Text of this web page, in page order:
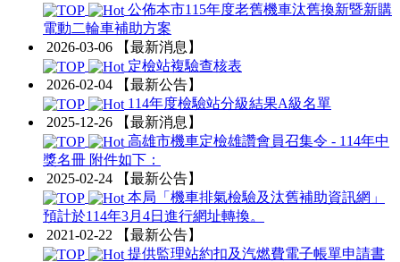
公佈本市115年度老舊機車汰舊換新暨新購
電動二輪車補助方案
2026-03-06
【最新消息】
定檢站複驗查核表
2026-02-04
【最新公告】
114年度檢驗站分級結果A級名單
2025-12-26
【最新消息】
高雄市機車定檢雄讚會員召集令 - 114年中
獎名冊 附件如下：
2025-02-24
【最新公告】
本局「機車排氣檢驗及汰舊補助資訊網」
預計於114年3月4日進行網址轉換。
2021-02-22
【最新公告】
提供監理站約扣及汽燃費電子帳單申請書